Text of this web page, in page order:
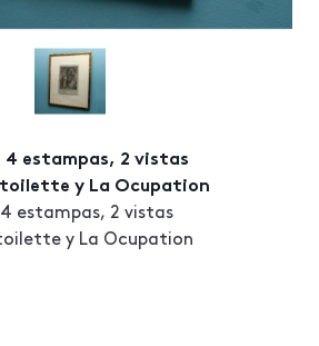
estampas, 2 vistas
y La Ocupation
estampas, 2 vistas
y La Ocupation